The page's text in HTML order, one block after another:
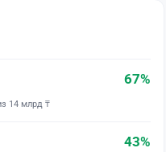
67%
14 млрд ₸
43%